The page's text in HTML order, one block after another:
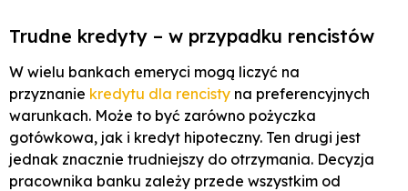
Trudne kredyty – w przypadku rencistów
W wielu bankach emeryci mogą liczyć na
przyznanie kredytu dla rencisty na preferencyjnych
warunkach. Może to być zarówno pożyczka
gotówkowa, jak i kredyt hipoteczny. Ten drugi jest
jednak znacznie trudniejszy do otrzymania. Decyzja
pracownika banku zależy przede wszystkim od